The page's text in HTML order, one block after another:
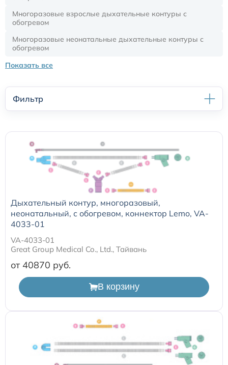
Многоразовые взрослые дыхательные контуры с
обогревом
Многоразовые неонатальные дыхательные контуры с
обогревом
Показать все
Фильтр
Дыхательный контур, многоразовый,
неонатальный, с обогревом, коннектор Lemo, VA-
4033-01
VA-4033-01
Great Group Medical Co., Ltd., Тайвань
от 40870
В корзину
Эндотрахеальные трубки
Ларингеальные маски
Кислородные маски
Кислородные маски и канюли
Центральный венозный катетер
Аксессуары к аппаратам ИВЛ и НДА
Закрытая аспирационная система
Мешок АМБУ
Маски анестезиологические многоразовые и
одноразовые (наркозные)
Переходники и коннекторы угловые для ИВЛ
Аксессуары и принадлежности для трахеостомии